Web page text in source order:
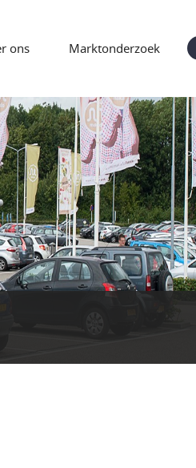
ons Marktonderzoek